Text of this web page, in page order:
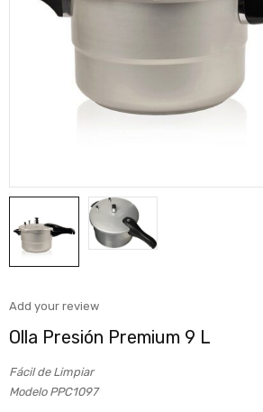
Add your review
Olla Presión Premium 9 L
Fácil de Limpiar
Modelo PPC1097